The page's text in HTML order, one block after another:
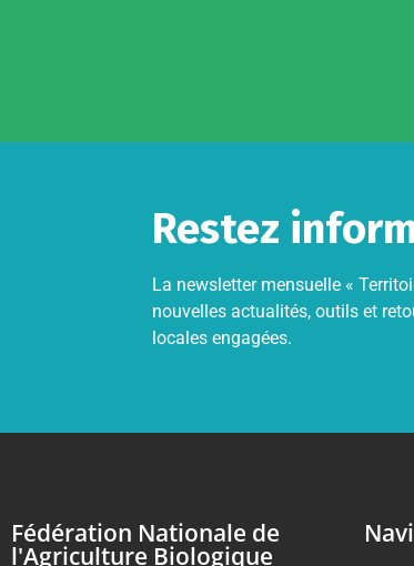
Restez
La newsletter mensuelle «
nouvelles actualités, outils et
locales engagées.
Fédération Nationale de
l'Agriculture Biologique